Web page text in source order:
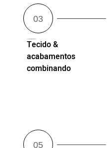
Tecido &
acabamentos
combinando